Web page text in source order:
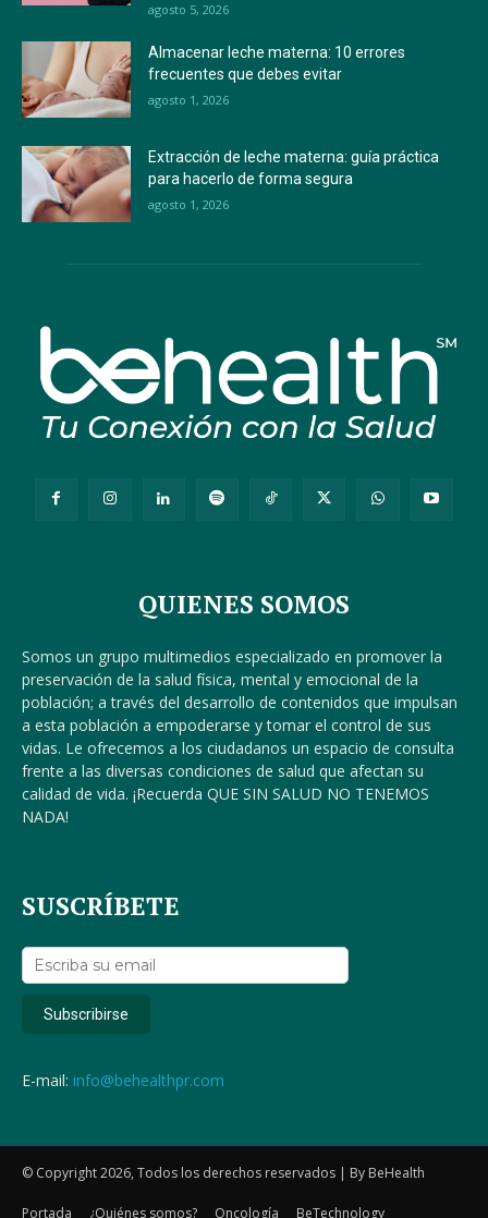
agosto 5, 2026
Almacenar leche materna: 10 errores
frecuentes que debes evitar
agosto 1, 2026
Extracción de leche materna: guía práctica
para hacerlo de forma segura
agosto 1, 2026
QUIENES SOMOS
Somos un grupo multimedios especializado en promover la
preservación de la salud física, mental y emocional de la
población; a través del desarrollo de contenidos que impulsan
a esta población a empoderarse y tomar el control de sus
vidas. Le ofrecemos a los ciudadanos un espacio de consulta
frente a las diversas condiciones de salud que afectan su
calidad de vida. ¡Recuerda QUE SIN SALUD NO TENEMOS
NADA!
SUSCRÍBETE
E-mail: info@behealthpr.com
© Copyright 2026, Todos los derechos reservados | By BeHealth
Portada ¿Quiénes somos? Oncología BeTechnology